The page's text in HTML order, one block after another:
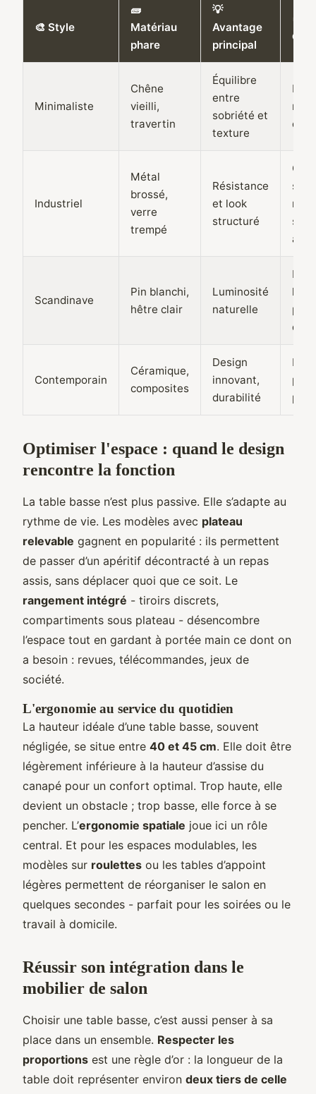
🎨 Style
🧱
Matériau
phare
💡
Avantage
principal
Minimaliste
Chêne
vieilli,
travertin
Équilibre
entre
sobriété et
texture
doux
Industriel
Métal
brossé,
verre
trempé
Résistance
et look
structuré
sec,
sans
Scandinave
Pin blanchi,
hêtre clair
Luminosité
naturelle
pas
Contemporain
Céramique,
composites
Design
innovant,
durabilité
pH
Optimiser l'espace : quand le design
rencontre la fonction
La table basse n’est plus passive. Elle s’adapte au
rythme de vie. Les modèles avec plateau
relevable gagnent en popularité : ils permettent
de passer d’un apéritif décontracté à un repas
assis, sans déplacer quoi que ce soit. Le
rangement intégré - tiroirs discrets,
compartiments sous plateau - désencombre
l’espace tout en gardant à portée main ce dont on
a besoin : revues, télécommandes, jeux de
société.
L'ergonomie au service du quotidien
La hauteur idéale d’une table basse, souvent
négligée, se situe entre 40 et 45 cm. Elle doit être
légèrement inférieure à la hauteur d’assise du
canapé pour un confort optimal. Trop haute, elle
devient un obstacle ; trop basse, elle force à se
pencher. L’ergonomie spatiale joue ici un rôle
central. Et pour les espaces modulables, les
modèles sur roulettes ou les tables d’appoint
légères permettent de réorganiser le salon en
quelques secondes - parfait pour les soirées ou le
travail à domicile.
Réussir son intégration dans le
mobilier de salon
Choisir une table basse, c’est aussi penser à sa
place dans un ensemble. Respecter les
proportions est une règle d’or : la longueur de la
table doit représenter environ deux tiers de celle